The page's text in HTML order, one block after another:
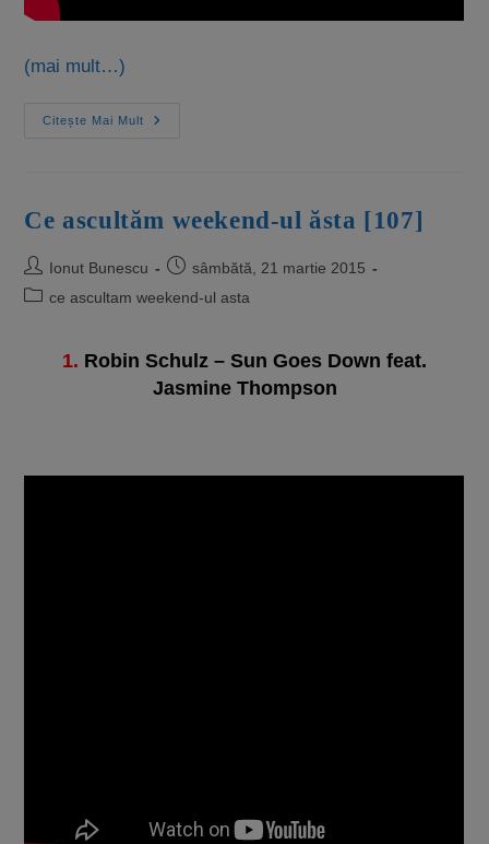
(mai mult…)
Citește Mai Mult
Ce ascultăm weekend-ul ăsta [107]
Ionut Bunescu
sâmbătă, 21 martie 2015
ce ascultam weekend-ul asta
1. Robin Schulz – Sun Goes Down feat.
Jasmine Thompson